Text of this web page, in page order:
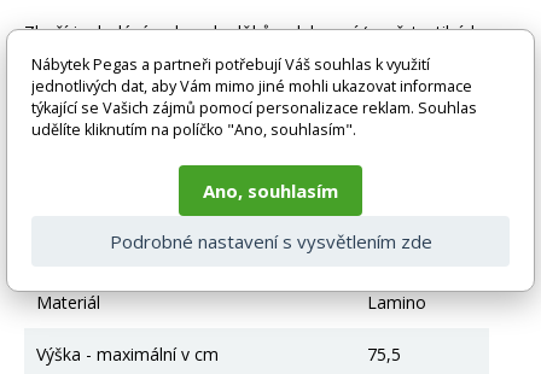
Zboží je dodáváno bez doplňků a dekorací (např. textilních
doplňků, spotřebičů, baterie, matrací atd.), nejsou tedy v ceně.
Pokud není uvedeno jinak. Většinou je zboží dodáváno v
demontovaném stavu, dle charakteru zboží. Fotografie mohou
být i ilustrační a barva produktu nemusí odpovídat skutečnosti
vlivem nastavení monitoru a převodem do el. podoby. V
případě nejasností kontaktujte naše klientské centrum
pegas@nabytek-pegas.cz či volejte 777244446.
Technické parametry
Materiál Lamino
Výška - maximální v cm 75,5
Nábytek Pegas a partneři potřebují Váš souhlas k využití
jednotlivých dat, aby Vám mimo jiné mohli ukazovat informace
týkající se Vašich zájmů pomocí personalizace reklam. Souhlas
udělíte kliknutím na políčko "Ano, souhlasím".
Ano, souhlasím
Podrobné nastavení s vysvětlením zde